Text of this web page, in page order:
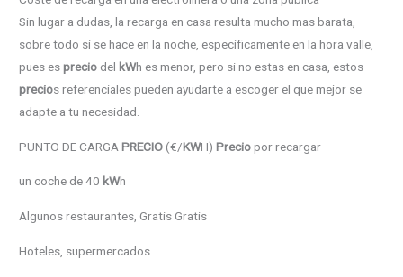
Sin lugar a dudas, la recarga en casa resulta mucho mas barata,
sobre todo si se hace en la noche, específicamente en la hora valle,
pues esprecio del kWh es menor, pero si no estas en casa, estos
precios referenciales pueden ayudarte a escoger el que mejor se
adapte a tu necesidad.
PUNTO DE CARGAPRECIO (€/KWH)Preciopor recargar
un coche de 40 kWh
Algunos restaurantes, Gratis Gratis
Hoteles, supermercados.